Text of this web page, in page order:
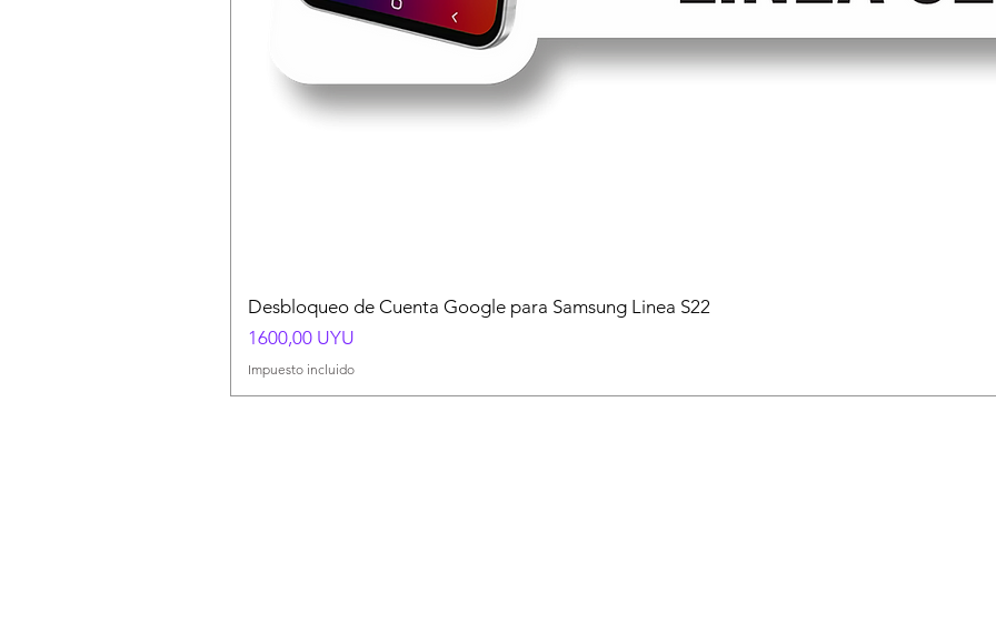
Desbloqueo de Cuenta Google para Samsung Linea S22
Precio
1600,00 UYU
Impuesto incluido